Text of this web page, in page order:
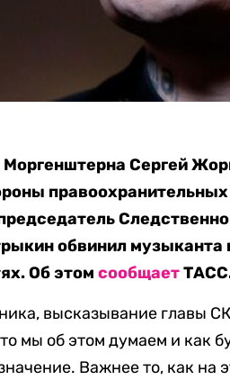
Сергей
обвинил музыканта
Об этомсообщает
высказывание главы
мы об этом думаем и как
Важнее то, как на